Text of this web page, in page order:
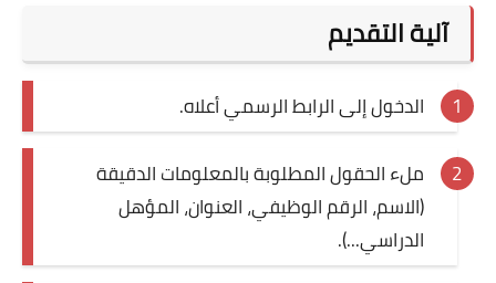
آلية التقديم
الدخول إلى الرابط الرسمي أعلاه.
ملء الحقول المطلوبة بالمعلومات الدقيقة
(الاسم، الرقم الوظيفي، العنوان، المؤهل
الدراسي...).